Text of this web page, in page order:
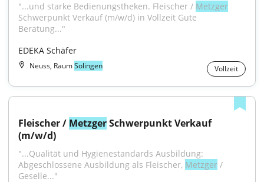
"...und starke Bedienungstheken. Fleischer / Metzger
Schwerpunkt Verkauf (m/w/d) in Vollzeit Gute
Beratung..."
EDEKA Schäfer
Neuss, RaumSolingen Vollzeit
Fleischer / Metzger Schwerpunkt Verkauf
(m/w/d)
"...Qualität und Hygienestandards Ausbildung:
Abgeschlossene Ausbildung als Fleischer, Metzger /
Geselle..."